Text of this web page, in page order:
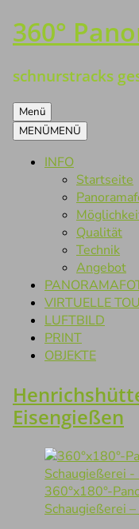
Zum
Inhalt
360°
schnurstracks
Menü
MENÜMENÜ
INFO
Startseite
Qualität
Technik
Angebot
VIRTUELLE
LUFTBILD
PRINT
OBJEKTE
Eisengießen
360°x180°-
Schaugießerei